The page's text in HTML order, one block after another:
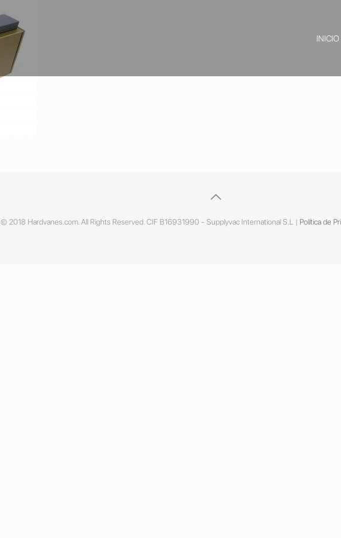
INICIO
© 2018 Hardvanes.com. All Rights Reserved. CIF B16931990 - Supplyvac International S.L | Política de